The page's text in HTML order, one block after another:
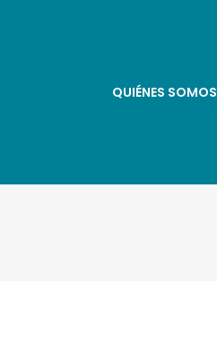
QUIÉNES SOMOS